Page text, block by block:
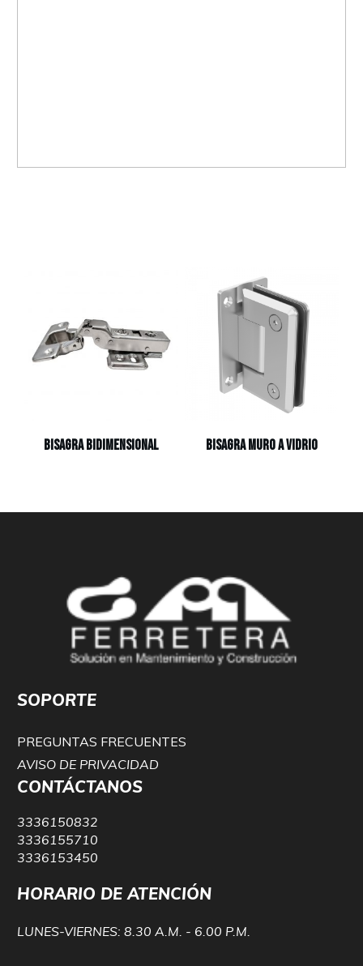
bisagra bidimensional Bisagra muro a vidrio
SOPORTE
PREGUNTAS FRECUENTES
AVISO DE PRIVACIDAD
CONTÁCTANOS
3336150832
3336155710
3336153450
HORARIO DE ATENCIÓN
LUNES-VIERNES: 8.30 A.M. - 6.00 P.M.